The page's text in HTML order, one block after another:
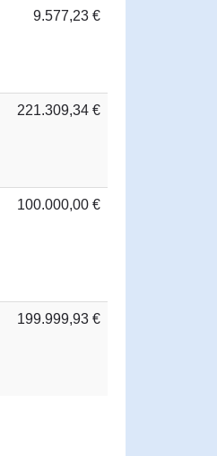
9.577,23 €
221.309,34 €
100.000,00 €
199.999,93 €